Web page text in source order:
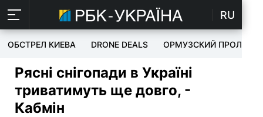
RU
ОБСТРЕЛ КИЕВА DRONE DEALS ОРМУЗСКИЙ ПРОЛИВ
Рясні снігопади в Україні
триватимуть ще довго, -
Кабмін